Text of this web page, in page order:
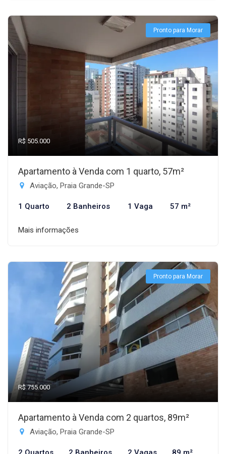
Pronto para Morar
R$ 505.000
Apartamento à Venda com 1 quarto, 57m²
Aviação, Praia Grande-SP
1 Quarto 2 Banheiros 1 Vaga 57 m²
Mais informações
Pronto para Morar
R$ 755.000
Apartamento à Venda com 2 quartos, 89m²
Aviação, Praia Grande-SP